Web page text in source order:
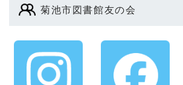
菊池市図書館友の会